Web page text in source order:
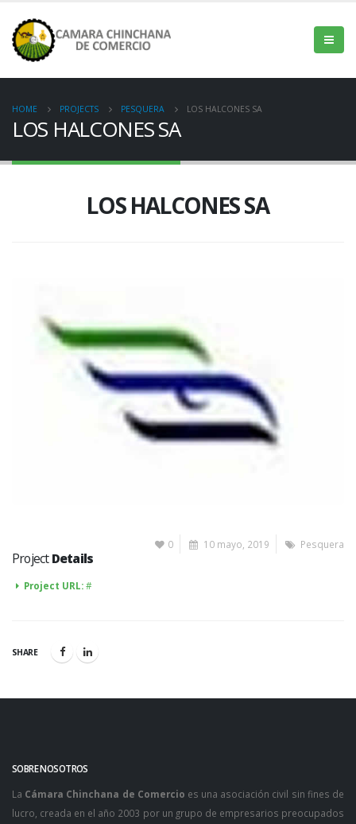
HOME PROJECTS PESQUERA LOS HALCONES SA
LOS HALCONES SA
LOS HALCONES SA
0 10 mayo, 2019 Pesquera
ProjectDetails
Project URL:#
SHARE
SOBRE NOSOTROS
La Cámara Chinchana de Comercio es una asociación civil sin fines de
lucro, creada en el año 2003 por un grupo de empresarios preocupados